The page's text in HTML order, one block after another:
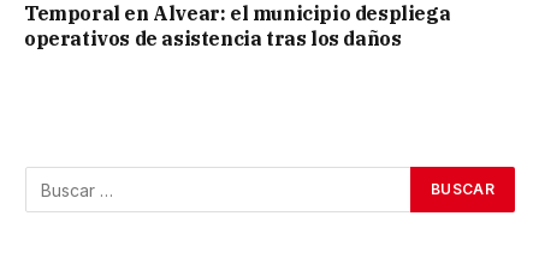
Temporal en Alvear: el municipio despliega
operativos de asistencia tras los daños